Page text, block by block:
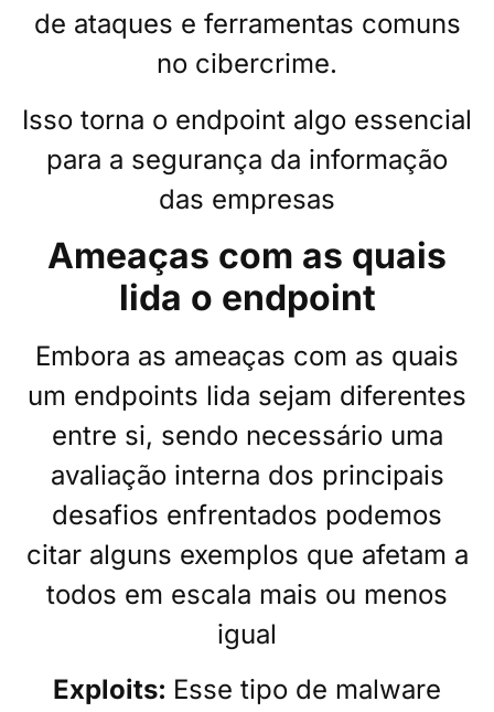
de ataques e ferramentas comuns
no cibercrime.
Isso torna o endpoint algo essencial
para a segurança da informação
das empresas
Ameaças com as quais
lida o endpoint
Embora as ameaças com as quais
um endpoints lida sejam diferentes
entre si, sendo necessário uma
avaliação interna dos principais
desafios enfrentados podemos
citar alguns exemplos que afetam a
todos em escala mais ou menos
igual
Exploits: Esse tipo de malware